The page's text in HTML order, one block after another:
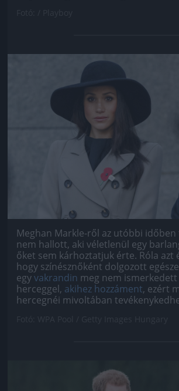
Jön még kép!
Meghan Markle-ről az utóbbi időben
nem hallott, aki véletlenül egy
őket sem kárhoztatjuk érte. Róla azt
hogy színésznőként dolgozott
egyvakrandin meg nem
herceggel, akihez hozzáment, ezért
hercegnéi mivoltában
Jön még kép!